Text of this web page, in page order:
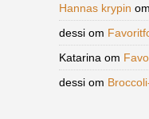
Hannas krypin om
dessi om
Katarina om
dessi om